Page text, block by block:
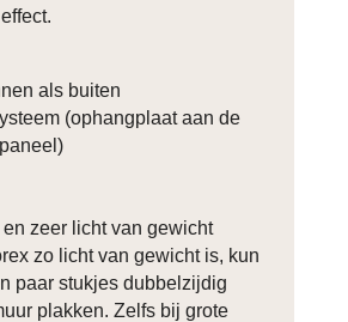
als buiten
(ophangplaat aan de
zeer licht van gewicht
zo licht van gewicht is, kun
paar stukjes dubbelzijdig
plakken. Zelfs bij grote